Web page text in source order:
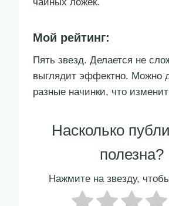
Мой рейтинг:
Пять звезд. Делается не
выглядит эффектно. Можно
разные начинки, что
Насколько
полезна?
Нажмите на звезду,